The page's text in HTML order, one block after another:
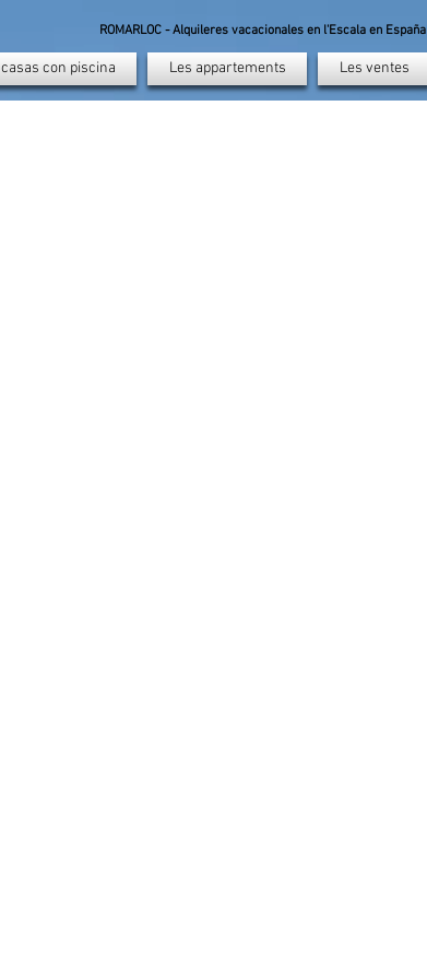
ROMARLOC - Alquileres vacacionales en l'Escala en España
casas con piscina Les appartements Les ventes